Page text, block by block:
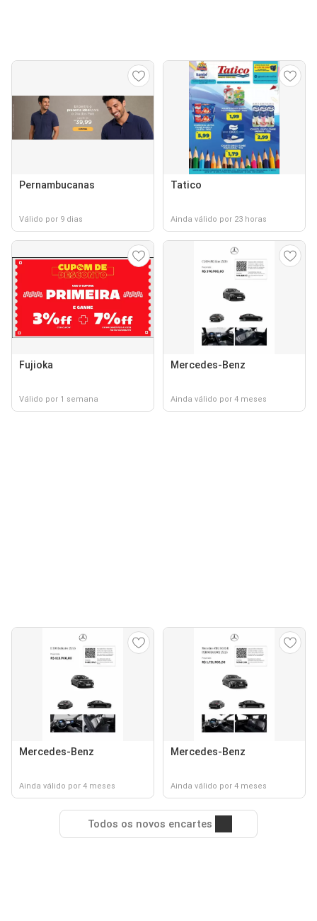
Pernambucanas
Válido por 9 dias
Tatico
Ainda válido por 23 horas
Fujioka
Válido por 1 semana
Mercedes-Benz
Ainda válido por 4 meses
Mercedes-Benz
Ainda válido por 4 meses
Mercedes-Benz
Ainda válido por 4 meses
Todos os novos encartes